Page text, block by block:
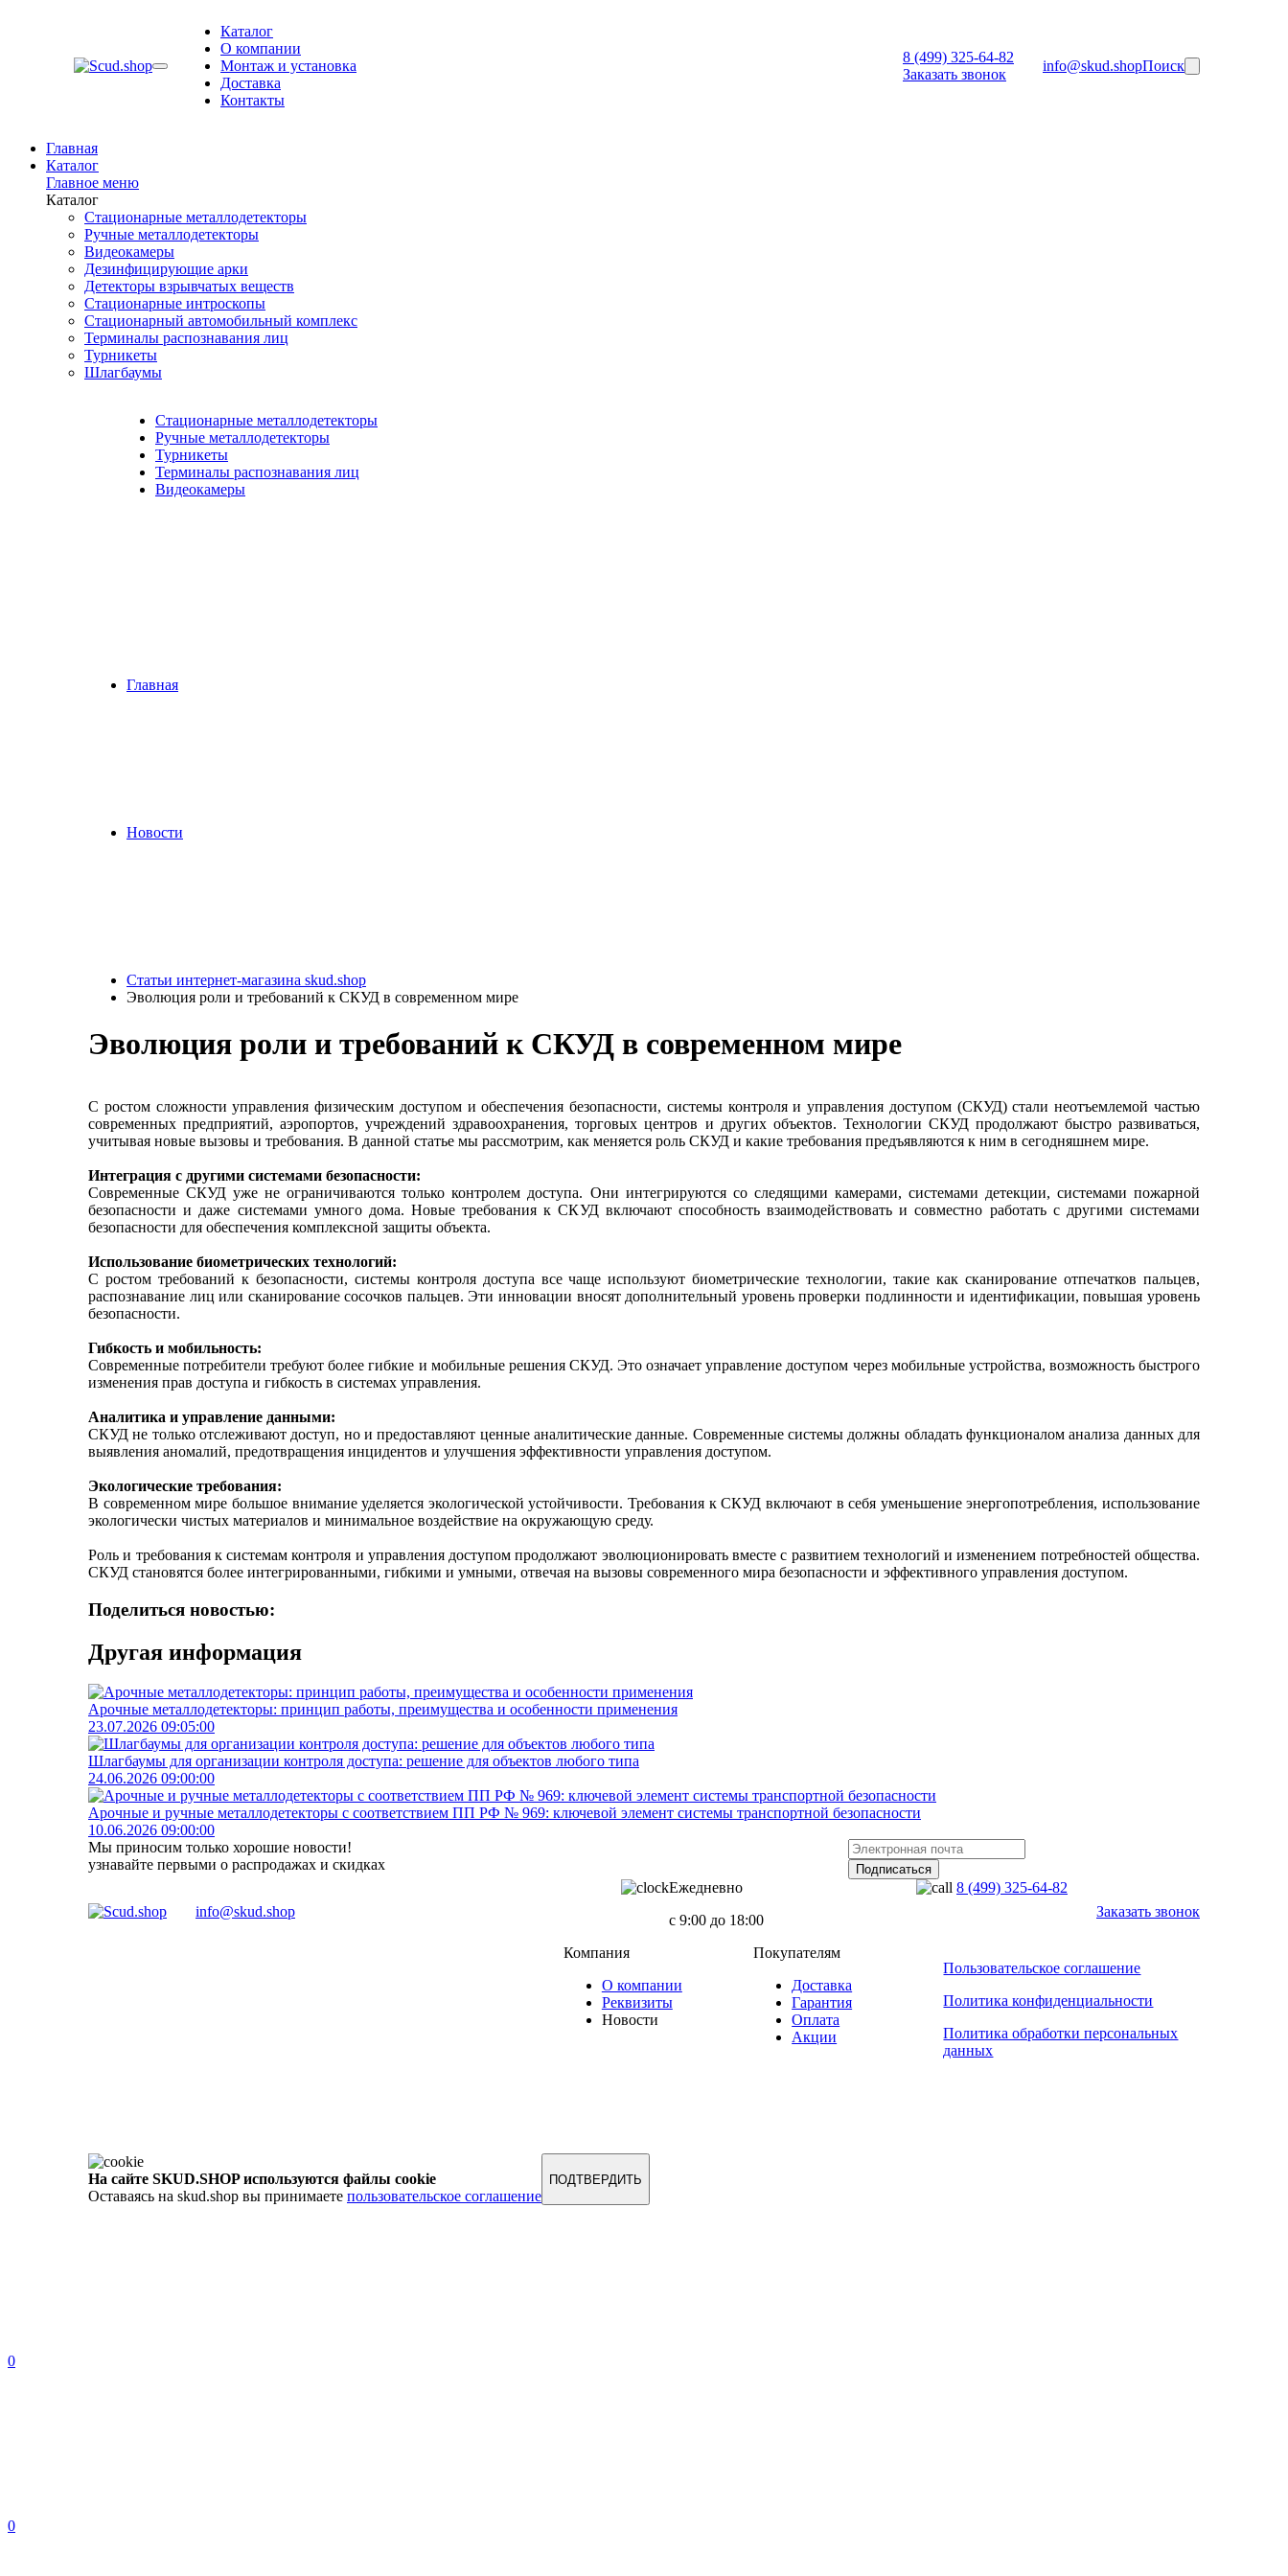
Каталог
О компании
Монтаж и установка
Доставка
Контакты
8 (499) 325-64-82
Заказать звонок
info@skud.shopПоиск
Главная
Каталог
Главное меню
Каталог
Стационарные металлодетекторы
Ручные металлодетекторы
Видеокамеры
Дезинфицирующие арки
Детекторы взрывчатых веществ
Стационарные интроскопы
Стационарный автомобильный комплекс
Терминалы распознавания лиц
Турникеты
Шлагбаумы
Стационарные металлодетекторы
Ручные металлодетекторы
Турникеты
Терминалы распознавания лиц
Видеокамеры
Главная
Новости
Статьи интернет-магазина skud.shop
Эволюция роли и требований к СКУД в современном мире
Эволюция роли и требований к СКУД в современном мире
С ростом сложности управления физическим доступом и обеспечения безопасности, системы контроля и управления доступом (СКУД) стали неотъемлемой частью
современных предприятий, аэропортов, учреждений здравоохранения, торговых центров и других объектов. Технологии СКУД продолжают быстро развиваться,
учитывая новые вызовы и требования. В данной статье мы рассмотрим, как меняется роль СКУД и какие требования предъявляются к ним в сегодняшнем мире.
Интеграция с другими системами безопасности:
Современные СКУД уже не ограничиваются только контролем доступа. Они интегрируются со следящими камерами, системами детекции, системами пожарной
безопасности и даже системами умного дома. Новые требования к СКУД включают способность взаимодействовать и совместно работать с другими системами
безопасности для обеспечения комплексной защиты объекта.
Использование биометрических технологий:
С ростом требований к безопасности, системы контроля доступа все чаще используют биометрические технологии, такие как сканирование отпечатков пальцев,
распознавание лиц или сканирование сосочков пальцев. Эти инновации вносят дополнительный уровень проверки подлинности и идентификации, повышая уровень
безопасности.
Гибкость и мобильность:
Современные потребители требуют более гибкие и мобильные решения СКУД. Это означает управление доступом через мобильные устройства, возможность быстрого
изменения прав доступа и гибкость в системах управления.
Аналитика и управление данными:
СКУД не только отслеживают доступ, но и предоставляют ценные аналитические данные. Современные системы должны обладать функционалом анализа данных для
выявления аномалий, предотвращения инцидентов и улучшения эффективности управления доступом.
Экологические требования:
В современном мире большое внимание уделяется экологической устойчивости. Требования к СКУД включают в себя уменьшение энергопотребления, использование
экологически чистых материалов и минимальное воздействие на окружающую среду.
Роль и требования к системам контроля и управления доступом продолжают эволюционировать вместе с развитием технологий и изменением потребностей общества.
СКУД становятся более интегрированными, гибкими и умными, отвечая на вызовы современного мира безопасности и эффективного управления доступом.
Поделиться новостью:
Другая информация
Арочные металлодетекторы: принцип работы, преимущества и особенности применения
23.07.2026 09:05:00
Шлагбаумы для организации контроля доступа: решение для объектов любого типа
24.06.2026 09:00:00
Арочные и ручные металлодетекторы с соответствием ПП РФ № 969: ключевой элемент системы транспортной безопасности
10.06.2026 09:00:00
Мы приносим только хорошие новости!
узнавайте первыми о распродажах и скидках
Подписаться
info@skud.shop
Ежедневно
с 9:00 до 18:00
8 (499) 325-64-82
Заказать звонок
Компания
О компании
Реквизиты
Новости
Покупателям
Доставка
Гарантия
Оплата
Акции
Пользовательское соглашение
Политика конфиденциальности
Политика обработки персональных
данных
На сайте SKUD.SHOP используются файлы cookie
Оставаясь на skud.shop вы принимаете пользовательское соглашение
ПОДТВЕРДИТЬ
0
0